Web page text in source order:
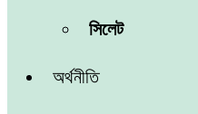
সিলেট
অর্থনীতি